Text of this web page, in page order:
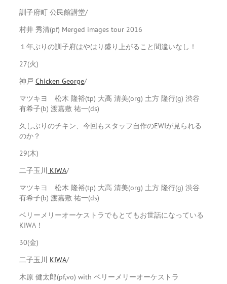
訓子府町 公民館講堂/
村井 秀清(pf) Merged images tour 2016
１年ぶりの訓子府はやはり盛り上がること間違いなし！
27(火)
神戸 Chicken George/
マツキヨ 松木 隆裕(tp) 大高 清美(org) 土方 隆行(g) 渋谷
有希子(b) 渡嘉敷 祐一(ds)
久しぶりのチキン、今回もスタッフ自作のEWIが見られる
のか？
29(木)
二子玉川 KIWA/
マツキヨ 松木 隆裕(tp) 大高 清美(org) 土方 隆行(g) 渋谷
有希子(b) 渡嘉敷 祐一(ds)
ベリーメリーオーケストラでもとてもお世話になっている
KIWA！
30(金)
二子玉川 KIWA/
木原 健太郎(pf,vo) with ベリーメリーオーケストラ